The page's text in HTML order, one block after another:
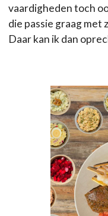
vaardigheden toch
die passie graag met
Daar kan ik dan